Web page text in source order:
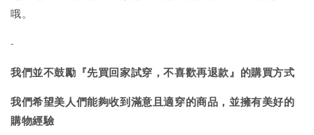
哦。
-
我們並不鼓勵『先買回家試穿，不喜歡再退款』的購買方式
我們希望美人們能夠收到滿意且適穿的商品，並擁有美好的
購物經驗